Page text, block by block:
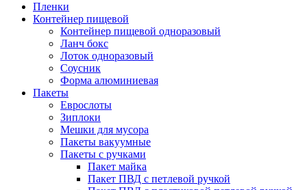
Пленки
Контейнер пищевой
Контейнер пищевой одноразовый
Ланч бокс
Лоток одноразовый
Соусник
Форма алюминиевая
Пакеты
Еврослоты
Зиплоки
Мешки для мусора
Пакеты вакуумные
Пакеты с ручками
Пакет майка
Пакет ПВД с петлевой ручкой